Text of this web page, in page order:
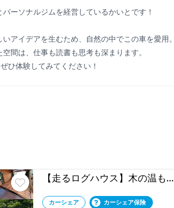
ーソナルジムを経営しているかいとです！
アイデアを生むため、自然の中でこの車を愛用。
間は、仕事も読書も思考も深まります。
ひ体験してみてください！
【走るログハウス】木の温もりに包まれる唯一無二のキャビン 4WD【立山連峰観光！】
カーシェア カーシェア保険